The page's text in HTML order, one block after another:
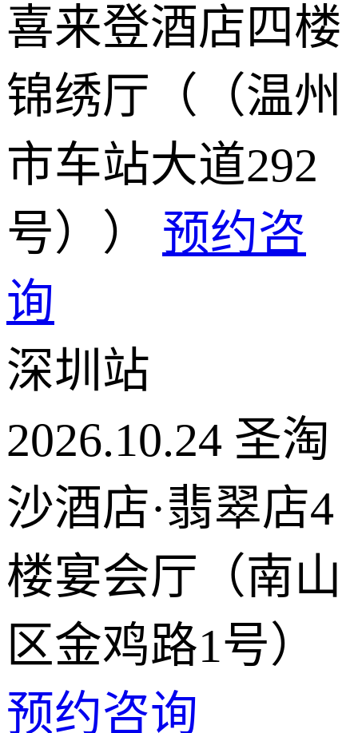
喜来登酒店四楼
锦绣厅（（温州
市车站大道292
号））
预约咨
询
深圳站
2026.10.24 圣淘
沙酒店·翡翠店4
楼宴会厅（南山
区金鸡路1号）
预约咨询